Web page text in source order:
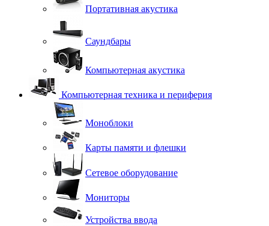
Портативная акустика
Саундбары
Компьютерная акустика
Компьютерная техника и периферия
Моноблоки
Карты памяти и флешки
Сетевое оборудование
Мониторы
Устройства ввода